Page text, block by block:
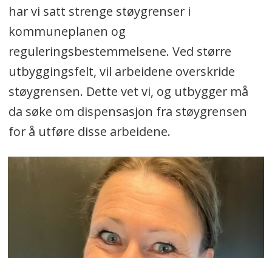
har vi satt strenge støygrenser i
kommuneplanen og
reguleringsbestemmelsene. Ved større
utbyggingsfelt, vil arbeidene overskride
støygrensen. Dette vet vi, og utbygger må
da søke om dispensasjon fra støygrensen
for å utføre disse arbeidene.